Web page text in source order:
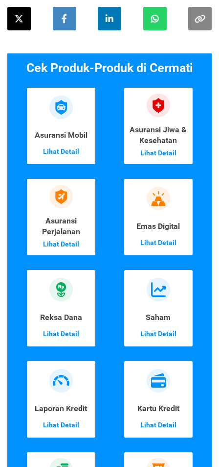
Cek Produk-Produk di Cermati
Asuransi Mobil
Lihat Detail
Asuransi Jiwa &
Kesehatan
Lihat Detail
Asuransi
Perjalanan
Lihat Detail
Emas Digital
Lihat Detail
Reksa Dana
Lihat Detail
Saham
Lihat Detail
Laporan Kredit
Lihat Detail
Kartu Kredit
Lihat Detail